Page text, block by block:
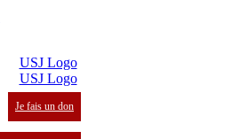
Je fais un don